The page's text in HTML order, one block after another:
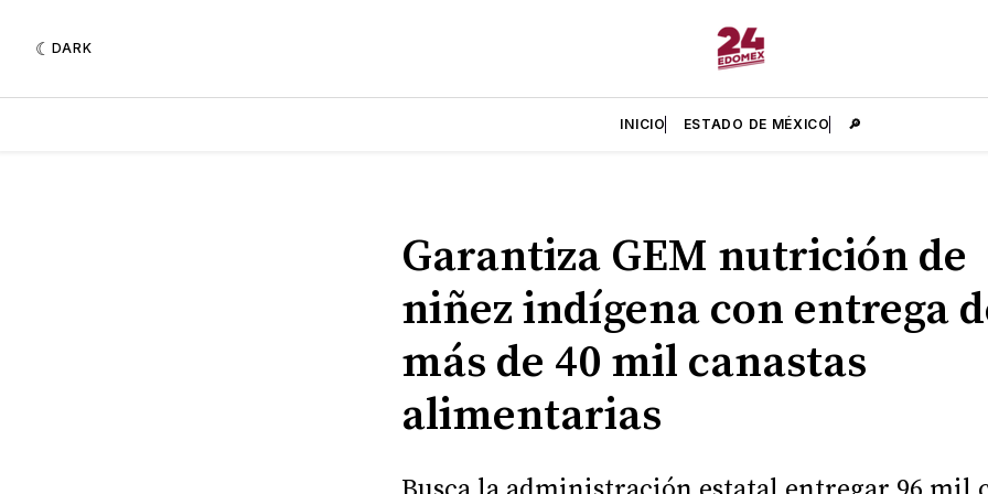
DARK
INICIO ESTADO DE MÉXICO 🔎
Garantiza GEM nutrición de
niñez indígena con entrega
más de 40 mil canastas
alimentarias